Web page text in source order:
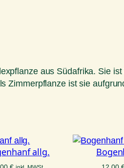
aus Südafrika. Sie
Zimmerpflanze ist sie
allg.